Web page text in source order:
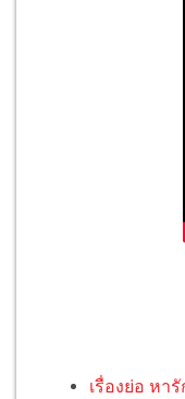
เรื่องย่อ หา